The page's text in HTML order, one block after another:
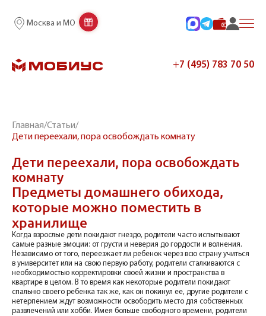
Москва и МО
+7 (495) 783 70 50
Главная/Статьи/
Дети переехали, пора освобождать комнату
Дети переехали, пора освобождать
комнату
Предметы домашнего обихода,
которые можно поместить в
хранилище
Когда взрослые дети покидают гнездо, родители часто испытывают
самые разные эмоции: от грусти и неверия до гордости и волнения.
Независимо от того, переезжает ли ребенок через всю страну учиться
в университет или на свою первую работу, родители сталкиваются с
необходимостью корректировки своей жизни и пространства в
квартире в целом. В то время как некоторые родители покидают
спальню своего ребенка так же, как он покинул ее, другие родители с
нетерпением ждут возможности освободить место для собственных
развлечений или хобби. Имея больше свободного времени, родители